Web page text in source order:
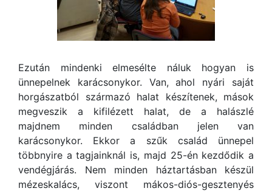
Ezután mindenki elmesélte náluk hogyan is
ünnepelnek karácsonykor. Van, ahol nyári saját
horgászatból származó halat készítenek, mások
megveszik a kifilézett halat, de a halászlé
majdnem minden családban jelen van
karácsonykor. Ekkor a szűk család ünnepel
többnyire a tagjainknál is, majd 25-én kezdődik a
vendégjárás. Nem minden háztartásban készül
mézeskalács, viszont mákos-diós-gesztenyés